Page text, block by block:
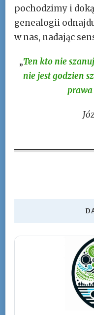
pochodzimy i
genealogii
w nas, nadając
„Ten kto nie
nie jest godzien
prawa